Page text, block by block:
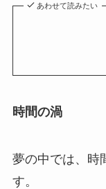
あわせて読みたい
時間の渦
夢の中では、時
す。